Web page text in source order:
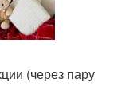
(через пару